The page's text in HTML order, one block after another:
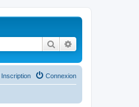
Rechercher
Connexion
Inscription